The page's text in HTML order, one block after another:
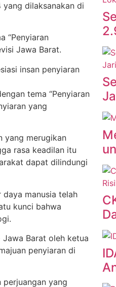
yang dilaksanakan di
“Penyiaran
Jawa Barat.
insan penyiaran
tema “Penyiaran
yang
yang merugikan
rasa keadilan itu
dapat dilindungi
manusia telah
kunci bahwa
Barat oleh ketua
penyiaran di
yang